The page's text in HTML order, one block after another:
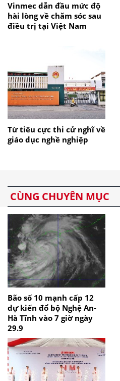
Vinmec dẫn đầu mức độ
hài lòng về chăm sóc sau
điều trị tại Việt Nam
Từ tiêu cực thi cử nghĩ về
giáo dục nghề nghiệp
CÙNG CHUYÊN MỤC
Bão số 10 mạnh cấp 12
dự kiến đổ bộ Nghệ An-
Hà Tĩnh vào 7 giờ ngày
29.9